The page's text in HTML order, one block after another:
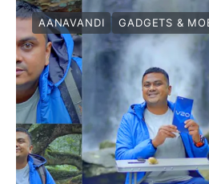
AANAVANDI GADGETS &